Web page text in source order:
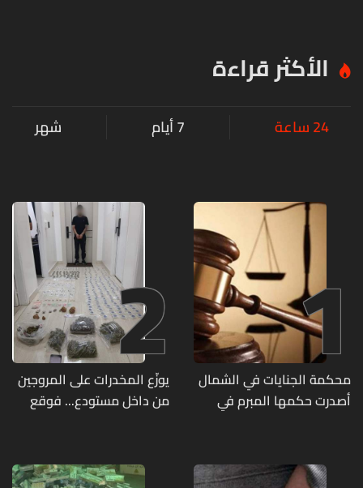
الأكثر قراءة
24 ساعة 7 أيام شهر
1
محكمة الجنايات في الشمال
أصدرت حكمها المبرم في
2
يوزّع المخدرات على المروجين
من داخل مستودع... فوقع